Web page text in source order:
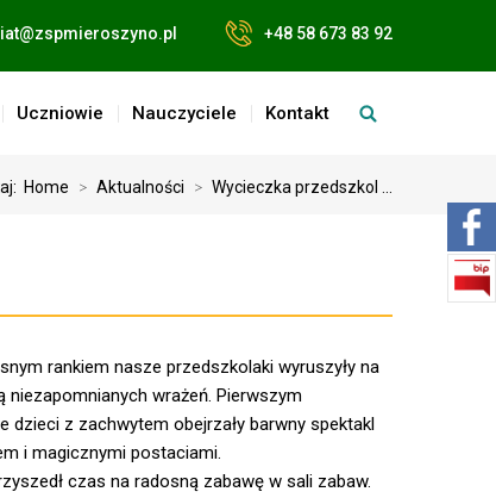
+48 58 673 83 92
Uczniowie Nauczyciele Kontakt
Home > Aktualności > Wycieczka przedszkol ...
rankiem nasze przedszkolaki wyruszyły na
niezapomnianych wrażeń. Pierwszym
dzieci z zachwytem obejrzały barwny spektakl
i magicznymi postaciami.
czas na radosną zabawę w sali zabaw.